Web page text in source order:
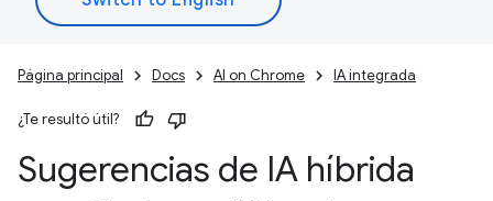
Página principal Docs AI on Chrome IA integrada
¿Te resultó útil?
Sugerencias de IA híbrida